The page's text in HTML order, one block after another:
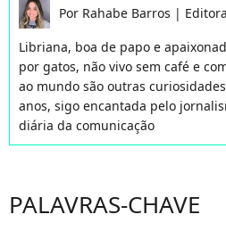
Por Rahabe Barros | Editora
Libriana, boa de papo e
por gatos, não vivo sem café e
ao mundo são outras
anos, sigo encantada pelo
diária da comunicação
PALAVRAS-CHAVE